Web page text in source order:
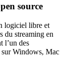
source
logiciel libre et
du streaming en
l’un des
sur Windows, Mac